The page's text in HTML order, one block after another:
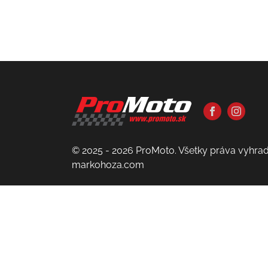
© 2025 - 2026 ProMoto. Všetky práva
markohoza.com